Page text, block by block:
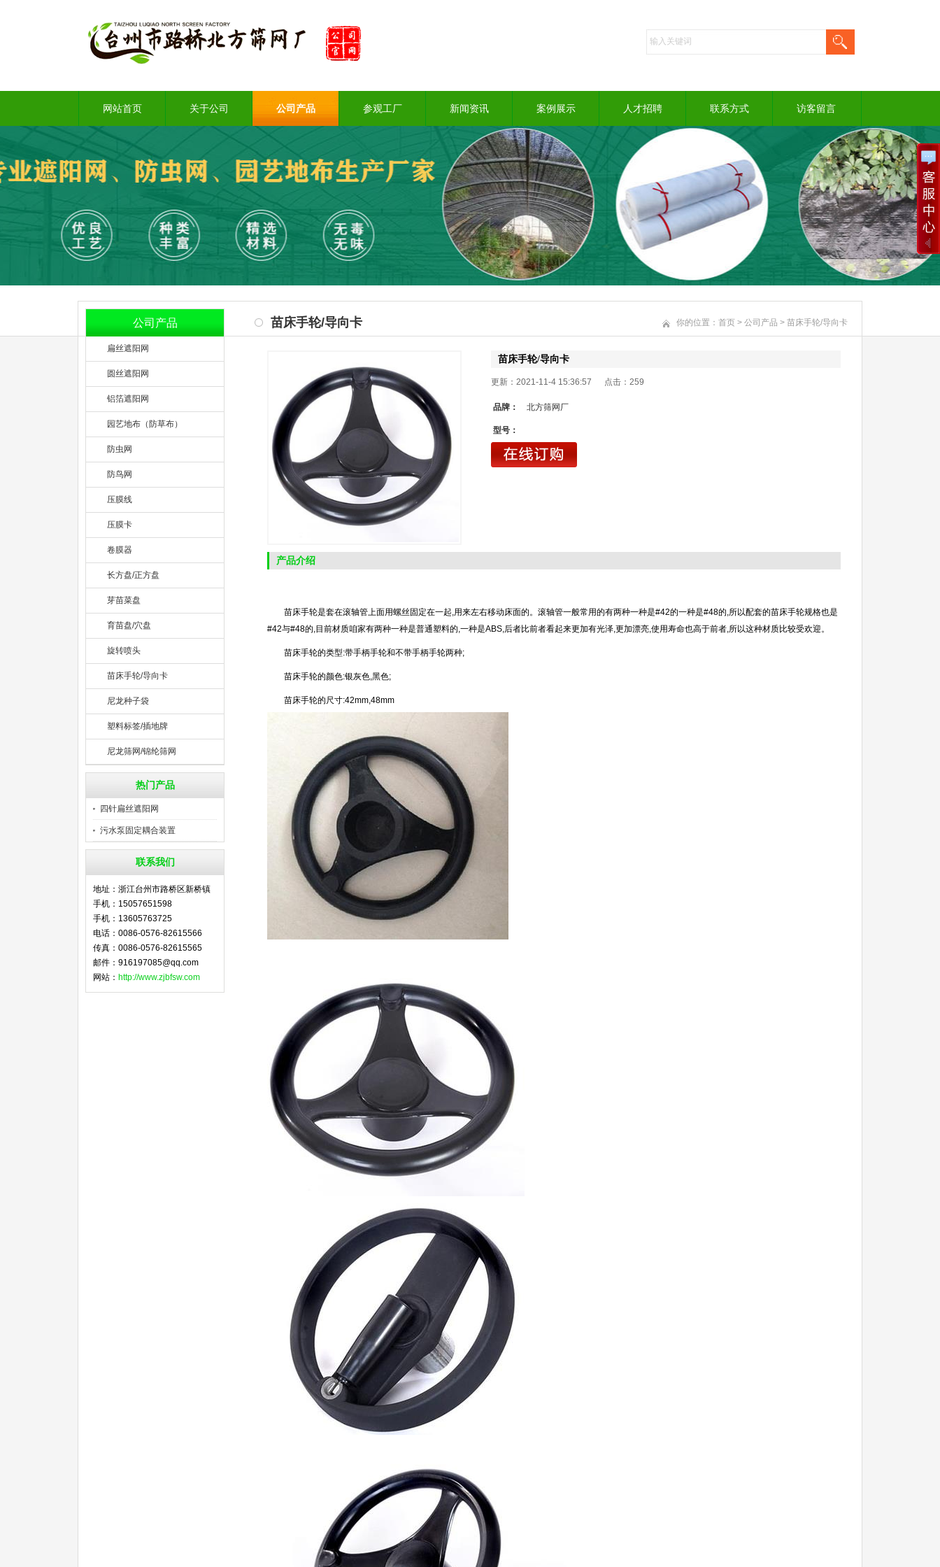
网站首页 关于公司 公司产品 参观工厂 新闻资讯 案例展示 人才招聘 联系方式 访客留言
公司产品
扁丝遮阳网
圆丝遮阳网
铝箔遮阳网
园艺地布（防草布）
防虫网
防鸟网
压膜线
压膜卡
卷膜器
长方盘/正方盘
芽苗菜盘
育苗盘/穴盘
旋转喷头
苗床手轮/导向卡
尼龙种子袋
塑料标签/插地牌
尼龙筛网/锦纶筛网
热门产品
四针扁丝遮阳网
污水泵固定耦合装置
联系我们
地址：浙江台州市路桥区新桥镇
手机：15057651598
手机：13605763725
电话：0086-0576-82615566
传真：0086-0576-82615565
邮件：916197085@qq.com
网站： http://www.zjbfsw.com
苗床手轮/导向卡 你的位置： 首页 > 公司产品 > 苗床手轮/导向卡
苗床手轮/导向卡
更新：2021-11-4 15:36:57 点击： 259
品牌： 北方筛网厂
型号：
产品介绍
苗床手轮是套在滚轴管上面用螺丝固定在一起,用来左右移动床面的。滚轴管一般常用的有两种一种是#42的一种是#48的,所以配套的苗床手轮规格也是
#42与#48的,目前材质咱家有两种一种是普通塑料的,一种是ABS,后者比前者看起来更加有光泽,更加漂亮,使用寿命也高于前者,所以这种材质比较受欢迎。
苗床手轮的类型:带手柄手轮和不带手柄手轮两种;
苗床手轮的颜色:银灰色,黑色;
苗床手轮的尺寸:42mm,48mm